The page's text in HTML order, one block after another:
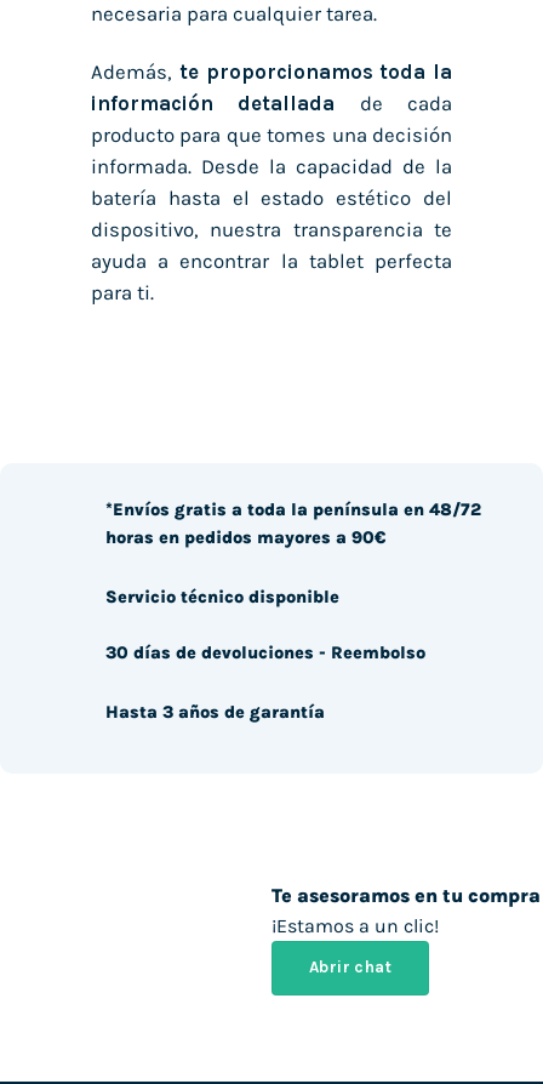
necesaria para cualquier tarea.
Además, te proporcionamos toda la
información detallada de cada
producto para que tomes una decisión
informada. Desde la capacidad de la
batería hasta el estado estético del
dispositivo, nuestra transparencia te
ayuda a encontrar la tablet perfecta
para ti.
Te asesoramos en tu compra
¡Estamos a un clic!
Abrir chat
*Envíos gratis a toda la península en 48/72
horas en pedidos mayores a 90€
Servicio técnico disponible
30 días de devoluciones - Reembolso
Hasta 3 años de garantía